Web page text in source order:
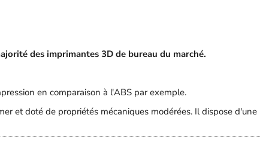
des imprimantes 3D de bureau du marché.
en comparaison à l'ABS par exemple.
et doté de propriétés mécaniques modérées. Il dispose d'une